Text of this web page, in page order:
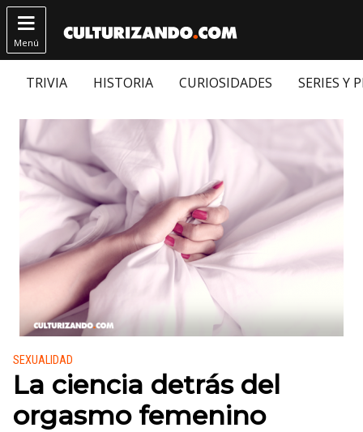

Menú
TRIVIA HISTORIA CURIOSIDADES SERIES Y
Publicado en:
SEXUALIDAD
La ciencia detrás del
orgasmo femenino